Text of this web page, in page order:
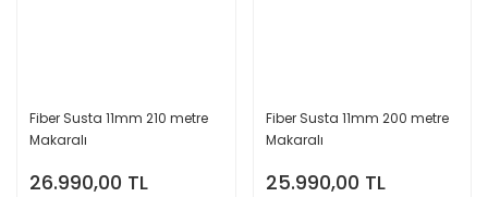
Fiber Susta 11mm 210 metre
Makaralı
26.990,00 TL
Fiber Susta 11mm 200 metre
Makaralı
25.990,00 TL